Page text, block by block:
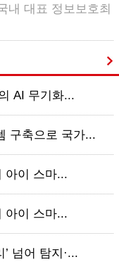
내 대표 정보보호최
AI 무기화...
구축으로 국가...
아이 스마...
아이 스마...
넘어 탐지·...